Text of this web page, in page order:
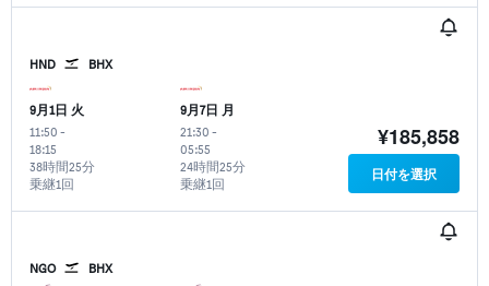
HND BHX
9月1日 火
11:50 -
18:15
乗継1回
38時間25分
9月7日 月
21:30 -
05:55
乗継1回
24時間25分
¥185,858
日付を選択
NGO BHX